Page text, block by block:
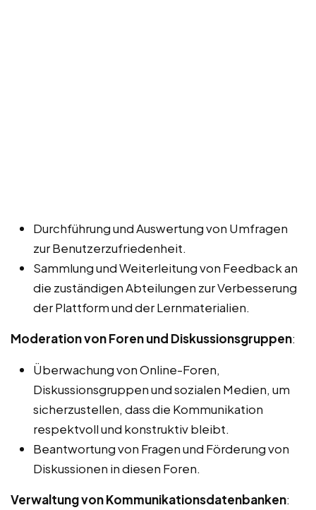
Durchführung und Auswertung von Umfragen
zur Benutzerzufriedenheit.
Sammlung und Weiterleitung von Feedback an
die zuständigen Abteilungen zur Verbesserung
der Plattform und der Lernmaterialien.
Moderation von Foren und Diskussionsgruppen:
Überwachung von Online-Foren,
Diskussionsgruppen und sozialen Medien, um
sicherzustellen, dass die Kommunikation
respektvoll und konstruktiv bleibt.
Beantwortung von Fragen und Förderung von
Diskussionen in diesen Foren.
Verwaltung von Kommunikationsdatenbanken: